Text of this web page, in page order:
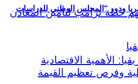
ودور “المجلس الوطني للدراسات